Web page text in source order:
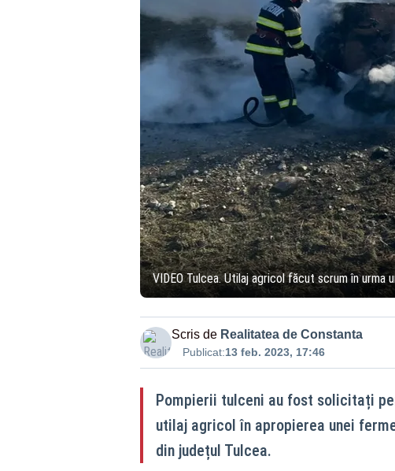
VIDEO Tulcea. Utilaj agricol făcut scrum în urma
Scris de Realitatea de Constanta
Publicat:13 feb. 2023, 17:46
Pompierii tulceni au fost solicitați
utilaj agricol în apropierea unei
din județul Tulcea.